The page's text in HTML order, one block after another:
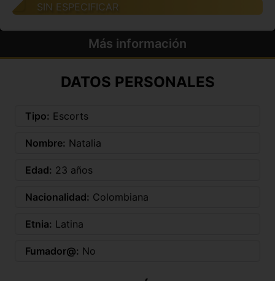
SIN ESPECIFICAR
Más información
DATOS PERSONALES
Tipo: Escorts
Nombre: Natalia
Edad: 23 años
Nacionalidad: Colombiana
Etnia: Latina
Fumador@: No